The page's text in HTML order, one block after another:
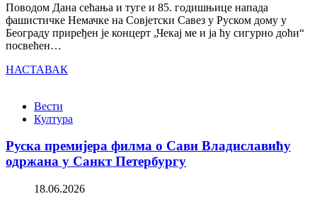
Поводом Дана сећања и туге и 85. годишњице напада
фашистичке Немачке на Совјетски Савез у Руском дому у
Београду приређен је концерт „Чекај ме и ја ћу сигурно доћи“
посвећен…
НАСТАВАК
Вести
Култура
Руска премијера филма о Сави Владиславићу
одржана у Санкт Петербургу
18.06.2026